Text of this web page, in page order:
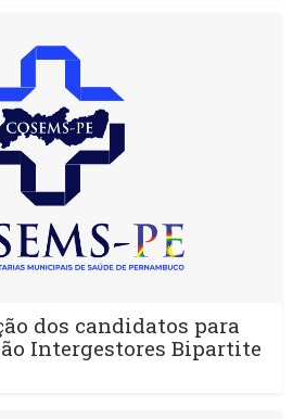
dos candidatos para
Intergestores Bipartite